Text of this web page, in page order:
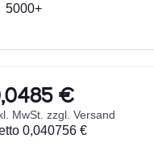
5000+
€
MwSt. zzgl. Versand
0,040756 €